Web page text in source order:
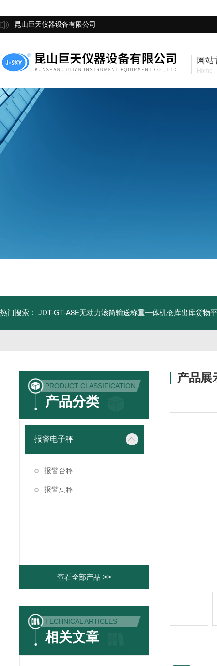
昆山巨天仪器设备有限公司
网站
Home
热门搜索： JDT-GT-A8E无动力滚筒输送称重一体机仓库出库货物
PRODUCT CLASSIFICATION
产品分类
报警电子秤
报警台秤
报警桌秤
查看全部产品 >>
TECHNICAL ARTICLES
相关文章
产品展